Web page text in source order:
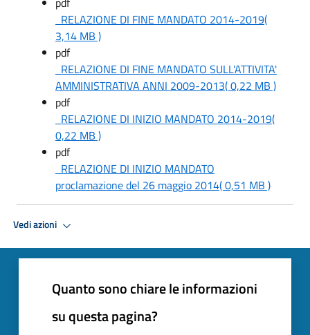
RELAZIONE DI FINE MANDATO 2014-2019(
3,14 MB )
pdf
RELAZIONE DI FINE MANDATO SULL'ATTIVITA'
AMMINISTRATIVA ANNI 2009-2013( 0,22 MB )
pdf
RELAZIONE DI INIZIO MANDATO 2014-2019(
0,22 MB )
pdf
RELAZIONE DI INIZIO MANDATO
proclamazione del 26 maggio 2014( 0,51 MB )
Vedi azioni
Quanto sono chiare le informazioni
su questa pagina?